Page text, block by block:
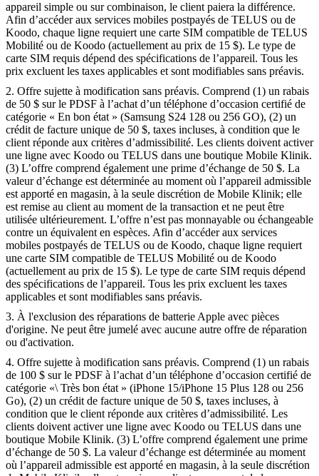
appareil simple ou sur combinaison, le client paiera la différence.
Afin d’accéder aux services mobiles postpayés de TELUS ou de
Koodo, chaque ligne requiert une carte SIM compatible de TELUS
Mobilité ou de Koodo (actuellement au prix de 15 $). Le type de
carte SIM requis dépend des spécifications de l’appareil. Tous les
prix excluent les taxes applicables et sont modifiables sans préavis.
2. Offre sujette à modification sans préavis. Comprend (1) un rabais
de 50 $ sur le PDSF à l’achat d’un téléphone d’occasion certifié de
catégorie « En bon état » (Samsung S24 128 ou 256 GO), (2) un
crédit de facture unique de 50 $, taxes incluses, à condition que le
client réponde aux critères d’admissibilité. Les clients doivent activer
une ligne avec Koodo ou TELUS dans une boutique Mobile Klinik.
(3) L’offre comprend également une prime d’échange de 50 $. La
valeur d’échange est déterminée au moment où l’appareil admissible
est apporté en magasin, à la seule discrétion de Mobile Klinik; elle
est remise au client au moment de la transaction et ne peut être
utilisée ultérieurement. L’offre n’est pas monnayable ou échangeable
contre un équivalent en espèces. Afin d’accéder aux services
mobiles postpayés de TELUS ou de Koodo, chaque ligne requiert
une carte SIM compatible de TELUS Mobilité ou de Koodo
(actuellement au prix de 15 $). Le type de carte SIM requis dépend
des spécifications de l’appareil. Tous les prix excluent les taxes
applicables et sont modifiables sans préavis.
3. À l'exclusion des réparations de batterie Apple avec pièces
d'origine. Ne peut être jumelé avec aucune autre offre de réparation
ou d'activation.
4. Offre sujette à modification sans préavis. Comprend (1) un rabais
de 100 $ sur le PDSF à l’achat d’un téléphone d’occasion certifié de
catégorie «\ Très bon état » (iPhone 15/iPhone 15 Plus 128 ou 256
Go), (2) un crédit de facture unique de 50 $, taxes incluses, à
condition que le client réponde aux critères d’admissibilité. Les
clients doivent activer une ligne avec Koodo ou TELUS dans une
boutique Mobile Klinik. (3) L’offre comprend également une prime
d’échange de 50 $. La valeur d’échange est déterminée au moment
où l’appareil admissible est apporté en magasin, à la seule discrétion